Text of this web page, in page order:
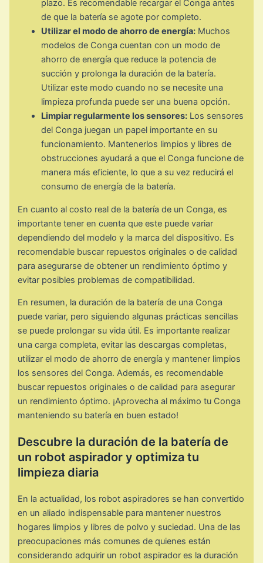
plazo. Es recomendable recargar el Conga antes
de que la batería se agote por completo.
Utilizar el modo de ahorro de energía: Muchos
modelos de Conga cuentan con un modo de
ahorro de energía que reduce la potencia de
succión y prolonga la duración de la batería.
Utilizar este modo cuando no se necesite una
limpieza profunda puede ser una buena opción.
Limpiar regularmente los sensores: Los sensores
del Conga juegan un papel importante en su
funcionamiento. Mantenerlos limpios y libres de
obstrucciones ayudará a que el Conga funcione de
manera más eficiente, lo que a su vez reducirá el
consumo de energía de la batería.
En cuanto al costo real de la batería de un Conga, es
importante tener en cuenta que este puede variar
dependiendo del modelo y la marca del dispositivo. Es
recomendable buscar repuestos originales o de calidad
para asegurarse de obtener un rendimiento óptimo y
evitar posibles problemas de compatibilidad.
En resumen, la duración de la batería de una Conga
puede variar, pero siguiendo algunas prácticas sencillas
se puede prolongar su vida útil. Es importante realizar
una carga completa, evitar las descargas completas,
utilizar el modo de ahorro de energía y mantener limpios
los sensores del Conga. Además, es recomendable
buscar repuestos originales o de calidad para asegurar
un rendimiento óptimo. ¡Aprovecha al máximo tu Conga
manteniendo su batería en buen estado!
Descubre la duración de la batería de
un robot aspirador y optimiza tu
limpieza diaria
En la actualidad, los robot aspiradores se han convertido
en un aliado indispensable para mantener nuestros
hogares limpios y libres de polvo y suciedad. Una de las
preocupaciones más comunes de quienes están
considerando adquirir un robot aspirador es la duración